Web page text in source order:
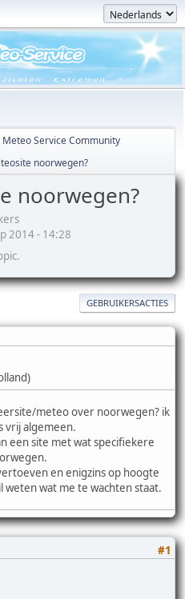
Meteo Service Community
noorwegen?
noorwegen?
2014 - 14:28
GEBRUIKERSACTIES
meteo over noorwegen? ik
vrij algemeen.
een site met wat specifiekere
en enigzins op hoogte
wat me te wachten staat.
#1